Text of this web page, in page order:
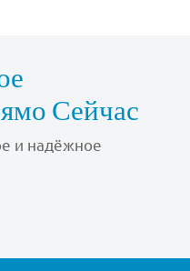
Сейчас
и надёжное